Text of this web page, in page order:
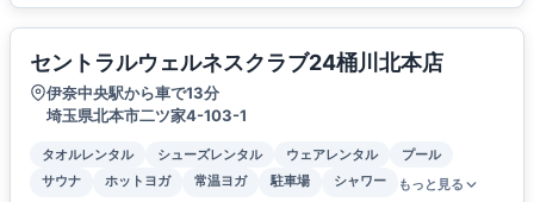
セントラルウェルネスクラブ24桶川北本店
伊奈中央駅から車で13分
埼玉県北本市二ツ家4-103-1
タオルレンタル シューズレンタル ウェアレンタル
プール
サウナ
ホットヨガ 常温ヨガ 駐車場 シャワー もっと見る